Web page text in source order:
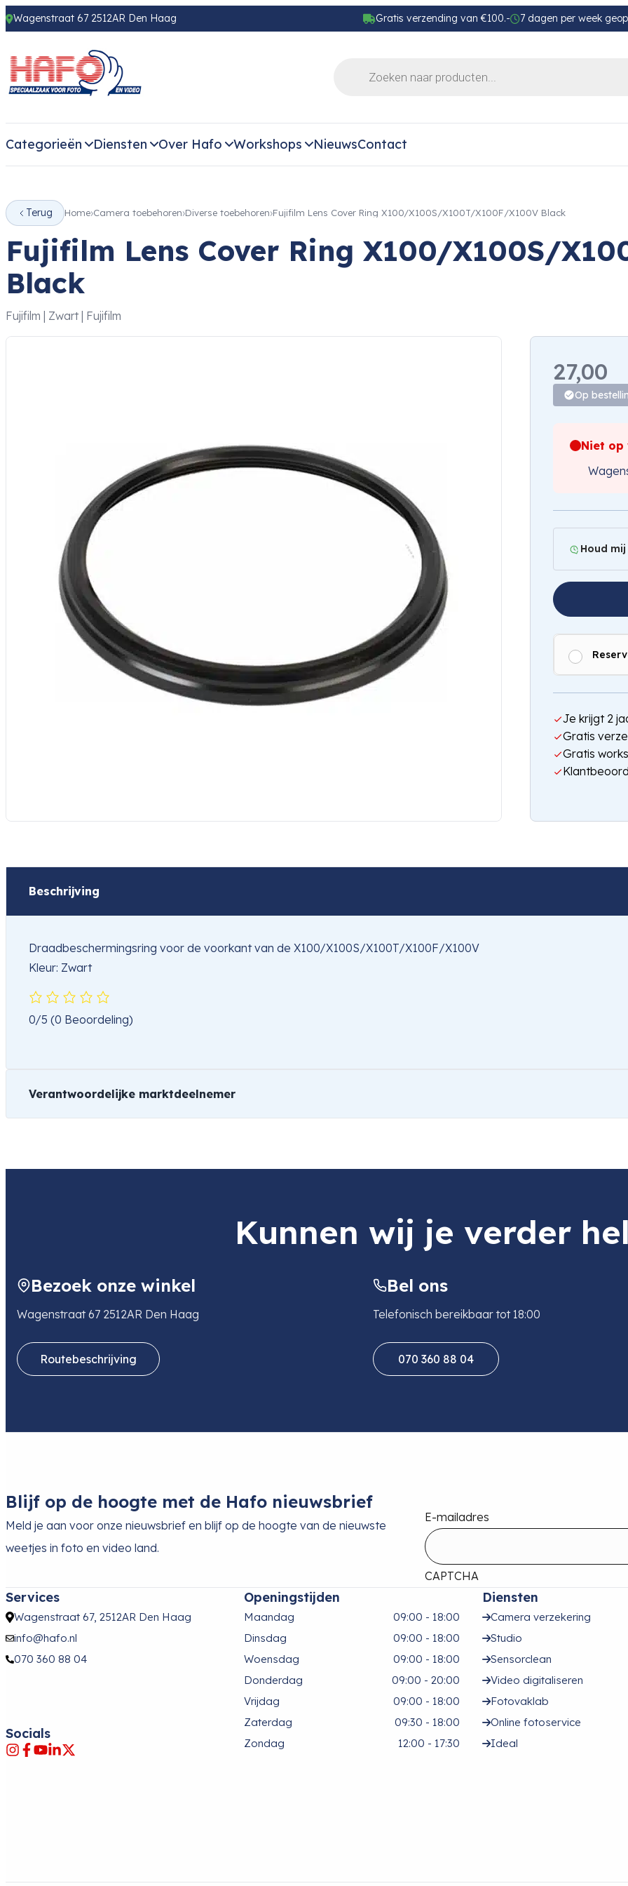
Wagenstraat 67 2512AR Den Haag Gratis verzending van €100.- 7 dagen per week
Categorieën Diensten Over Hafo Workshops NieuwsContact
Terug Home Camera toebehoren Diverse toebehoren Fujifilm Lens Cover Ring X100/X100S/X100T/X100F/X100V Black
Fujifilm Lens Cover Ring X100/X100S/
Black
Fujifilm | Zwart | Fujifilm
27,00
Op
Niet op
Houd
Je krijgt 2
Gratis
Gratis
Beschrijving
Draadbeschermingsring voor de voorkant van de X100/X100S/X100T/X100F/X100V
Kleur: Zwart
0/5 (0 Beoordeling)
Verantwoordelijke marktdeelnemer
Product
Fujifilm Lens Cover Ring X100/X100S/X100T/X100F/X100V Black
E-mail
nl_feie@fujifilm.com
Telefoon
0102812514
Kunnen wij je verder
Bezoek onze winkel
Wagenstraat 67 2512AR Den Haag
Routebeschrijving
Bel ons
Telefonisch bereikbaar tot 18:00
070 360 88 04
Blijf op de hoogte met de Hafo nieuwsbrief
Meld je aan voor onze nieuwsbrief en blijf op de hoogte van de nieuwste
weetjes in foto en video land.
E-mailadres
CAPTCHA
Services
Wagenstraat 67, 2512AR Den Haag
info@hafo.nl
070 360 88 04
Socials
Openingstijden
Maandag
09:00 - 18:00
Dinsdag
09:00 - 18:00
Woensdag
09:00 - 18:00
Donderdag
09:00 - 20:00
Vrijdag
09:00 - 18:00
Zaterdag
09:30 - 18:00
Zondag
12:00 - 17:30
Diensten
Camera verzekering
Studio
Sensorclean
Video digitaliseren
Fotovaklab
Online fotoservice
Ideal